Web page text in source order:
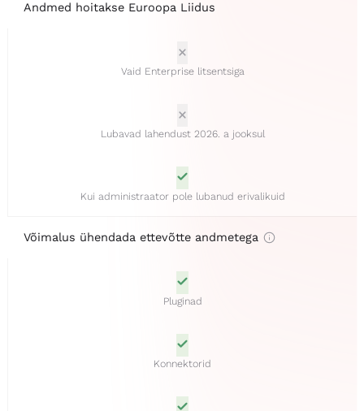
Andmed hoitakse Euroopa Liidus
Vaid Enterprise litsentsiga
Lubavad lahendust 2026. a jooksul
Kui administraator pole lubanud erivalikuid
Võimalus ühendada ettevõtte andmetega
Pluginad
Konnektorid